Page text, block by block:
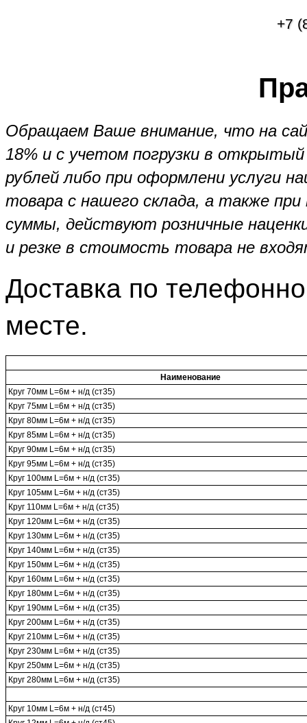
+7
Обращаем Ваше внимание, что на
18% и с учетом погрузки в открытый
рублей либо при оформлени услуги
товара с нашего склада, а также
суммы, действуют розничные
и резке в стоимость товара не
Доставка по
месте.
Наименование
Круг 70мм L=6м + н/д (ст35)
Круг 75мм L=6м + н/д (ст35)
Круг 80мм L=6м + н/д (ст35)
Круг 85мм L=6м + н/д (ст35)
Круг 90мм L=6м + н/д (ст35)
Круг 95мм L=6м + н/д (ст35)
Круг 100мм L=6м + н/д (ст35)
Круг 105мм L=6м + н/д (ст35)
Круг 110мм L=6м + н/д (ст35)
Круг 120мм L=6м + н/д (ст35)
Круг 130мм L=6м + н/д (ст35)
Круг 140мм L=6м + н/д (ст35)
Круг 150мм L=6м + н/д (ст35)
Круг 160мм L=6м + н/д (ст35)
Круг 180мм L=6м + н/д (ст35)
Круг 190мм L=6м + н/д (ст35)
Круг 200мм L=6м + н/д (ст35)
Круг 210мм L=6м + н/д (ст35)
Круг 230мм L=6м + н/д (ст35)
Круг 250мм L=6м + н/д (ст35)
Круг 280мм L=6м + н/д (ст35)
Круг 10мм L=6м + н/д (ст45)